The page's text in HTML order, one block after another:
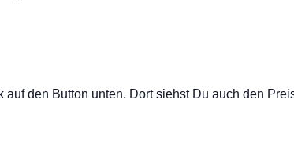
den Button unten. Dort siehst Du auch den